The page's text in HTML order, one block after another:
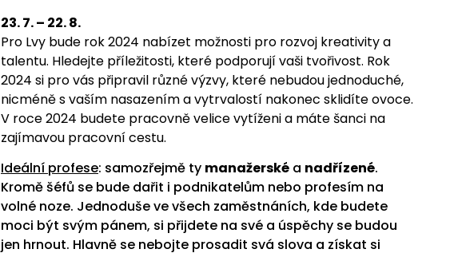
23. 7. – 22. 8.
Pro Lvy bude rok 2024 nabízet možnosti pro rozvoj kreativity a
talentu. Hledejte příležitosti, které podporují vaši tvořivost. Rok
2024 si pro vás připravil různé výzvy, které nebudou jednoduché,
nicméně s vaším nasazením a vytrvalostí nakonec sklidíte ovoce.
V roce 2024 budete pracovně velice vytíženi a máte šanci na
zajímavou pracovní cestu.
Ideální profese: samozřejmě ty manažerské a nadřízené.
Kromě šéfů se bude dařit i podnikatelům nebo profesím na
volné noze. Jednoduše ve všech zaměstnáních, kde budete
moci být svým pánem, si přijdete na své a úspěchy se budou
jen hrnout. Hlavně se nebojte prosadit svá slova a získat si